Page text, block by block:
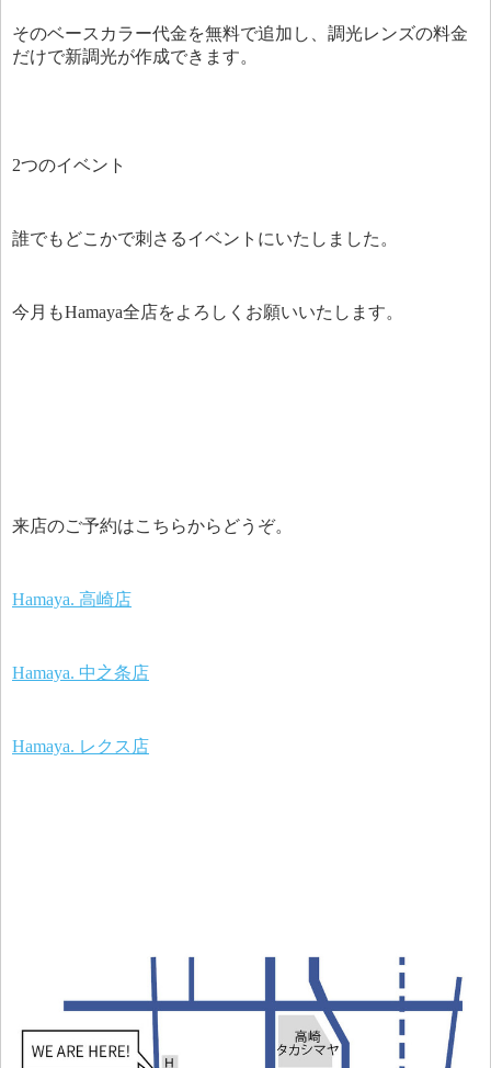
そのベースカラー代金を無料で追加し、調光レンズの料金
だけで新調光が作成できます。
2つのイベント
誰でもどこかで刺さるイベントにいたしました。
今月もHamaya全店をよろしくお願いいたします。
来店のご予約はこちらからどうぞ。
Hamaya. 高崎店
Hamaya. 中之条店
Hamaya. レクス店